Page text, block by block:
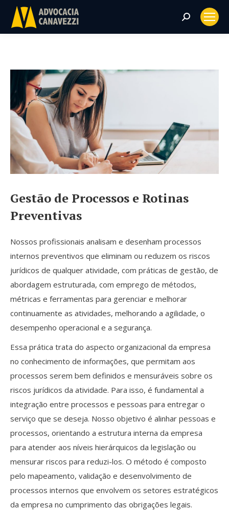
Search:
Gestão de Processos e Rotinas
Preventivas
Nossos profissionais analisam e desenham processos
internos preventivos que eliminam ou reduzem os riscos
jurídicos de qualquer atividade, com práticas de gestão, de
abordagem estruturada, com emprego de métodos,
métricas e ferramentas para gerenciar e melhorar
continuamente as atividades, melhorando a agilidade, o
desempenho operacional e a segurança.
Essa prática trata do aspecto organizacional da empresa
no conhecimento de informações, que permitam aos
processos serem bem definidos e mensuráveis sobre os
riscos jurídicos da atividade. Para isso, é fundamental a
integração entre processos e pessoas para entregar o
serviço que se deseja. Nosso objetivo é alinhar pessoas e
processos, orientando a estrutura interna da empresa
para atender aos níveis hierárquicos da legislação ou
mensurar riscos para reduzi-los. O método é composto
pelo mapeamento, validação e desenvolvimento de
processos internos que envolvem os setores estratégicos
da empresa no cumprimento das obrigações legais.